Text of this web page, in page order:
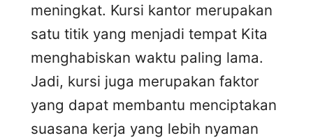
meningkat. Kursi kantor merupakan
satu titik yang menjadi tempat Kita
menghabiskan waktu paling lama.
Jadi, kursi juga merupakan faktor
yang dapat membantu menciptakan
suasana kerja yang lebih nyaman